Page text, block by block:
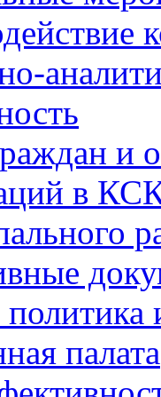
и
в
палата